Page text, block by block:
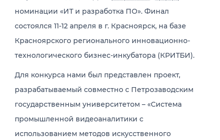
номинации «ИТ и разработка ПО». Финал
состоялся 11-12 апреля в г. Красноярск, на базе
Красноярского регионального инновационно-
технологического бизнес-инкубатора (КРИТБИ).
Для конкурса нами был представлен проект,
разрабатываемый совместно с Петрозаводским
государственным университетом – «Система
промышленной видеоаналитики с
использованием методов искусственного